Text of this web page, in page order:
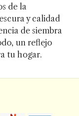
de la
y calidad
de siembra
un reflejo
tu hogar.